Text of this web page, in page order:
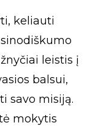
keliauti
leistis į
balsui,
savo misiją.
mokytis